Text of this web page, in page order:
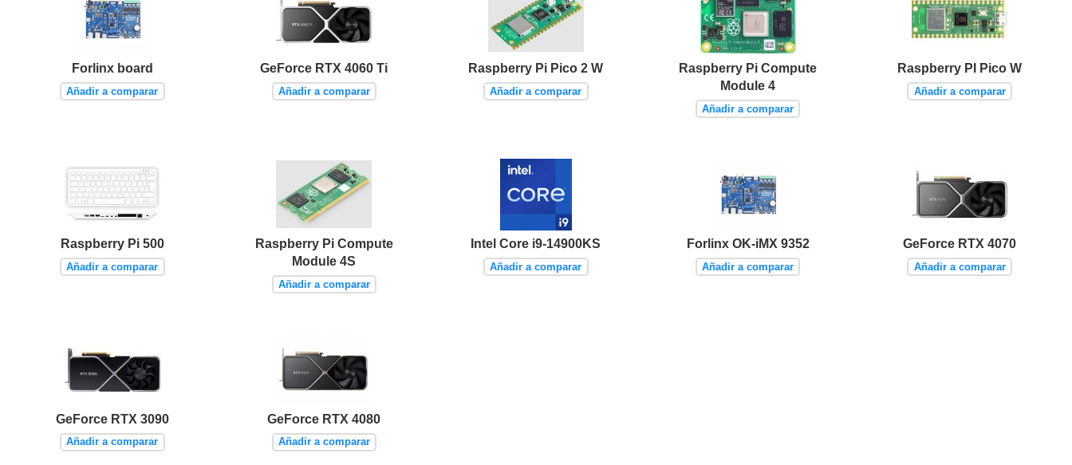
Forlinx board
Añadir a comparar
GeForce RTX 4060 Ti
Añadir a comparar
Raspberry Pi Pico 2 W
Añadir a comparar
Raspberry Pi Compute
Module 4
Añadir a comparar
Raspberry PI Pico W
Añadir a comparar
Raspberry Pi 500
Añadir a comparar
Raspberry Pi Compute
Module 4S
Añadir a comparar
Intel Core i9-14900KS
Añadir a comparar
Forlinx OK-iMX 9352
Añadir a comparar
GeForce RTX 4070
Añadir a comparar
GeForce RTX 3090
Añadir a comparar
GeForce RTX 4080
Añadir a comparar